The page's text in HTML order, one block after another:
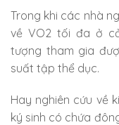
Trong khi các nhà
về VO2 tối đa ở
tượng tham gia
suất tập thể dục.
Hay nghiên cứu về
ký sinh có chứa